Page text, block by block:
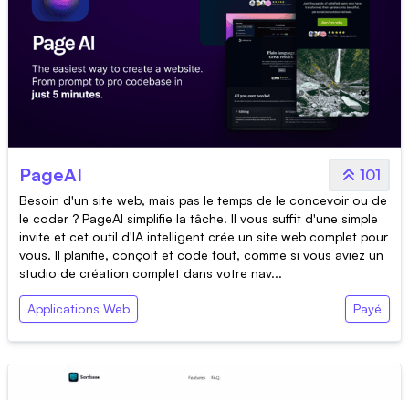
PageAI 101
Besoin d'un site web, mais pas le temps de le concevoir ou de
le coder ? PageAI simplifie la tâche. Il vous suffit d'une simple
invite et cet outil d'IA intelligent crée un site web complet pour
vous. Il planifie, conçoit et code tout, comme si vous aviez un
studio de création complet dans votre nav...
Applications Web Payé